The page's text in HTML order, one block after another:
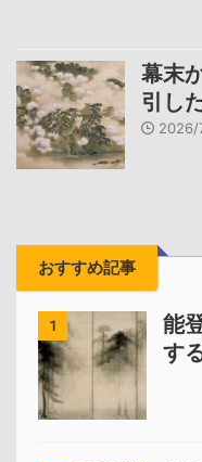
幕末
引し
2026/
おすすめ記事
1
能
す